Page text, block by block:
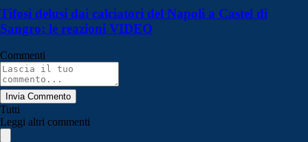
Tifosi delusi dai calciatori del Napoli a Castel di
Sangro: le reazioni VIDEO
Commenti
Invia Commento
Tutti
Leggi altri commenti